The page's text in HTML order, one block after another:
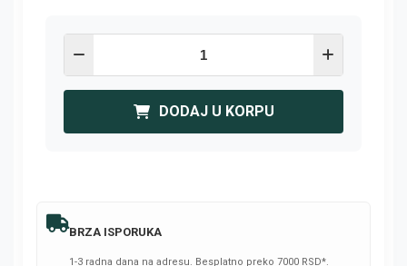
DODAJ U KORPU
BRZA ISPORUKA
1-3 radna dana na adresu. Besplatno preko 7000 RSD*.